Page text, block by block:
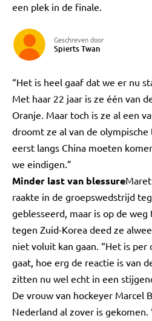
een plek in de finale.
Geschreven door
Spierts Twan
“Het is heel gaaf dat we er nu
Met haar 22 jaar is ze één van
Oranje. Maar toch is ze al een
droomt ze al van de
eerst langs China moeten
we eindigen.”
Minder last van blessure
raakte in de groepswedstrijd
geblesseerd, maar is op de
tegen Zuid-Korea deed ze
niet voluit kan gaan. “Het is
gaat, hoe erg de reactie is van
zitten nu wel echt in een
De vrouw van hockeyer Marcel
Nederland al zover is